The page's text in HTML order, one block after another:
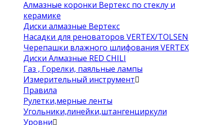
Алмазные коронки Вертекс по стеклу и
керамике
Диски алмазные Вертекс
Насадки для реноваторов VERTEX/TOLSEN
Черепашки влажного шлифования VERTEX
Диски Алмазные RED CHILI
Газ , Горелки, паяльные лампы
Измерительный инструмент
Правила
Рулетки,мерные ленты
Угольники,линейки,штангенциркули
Уровни